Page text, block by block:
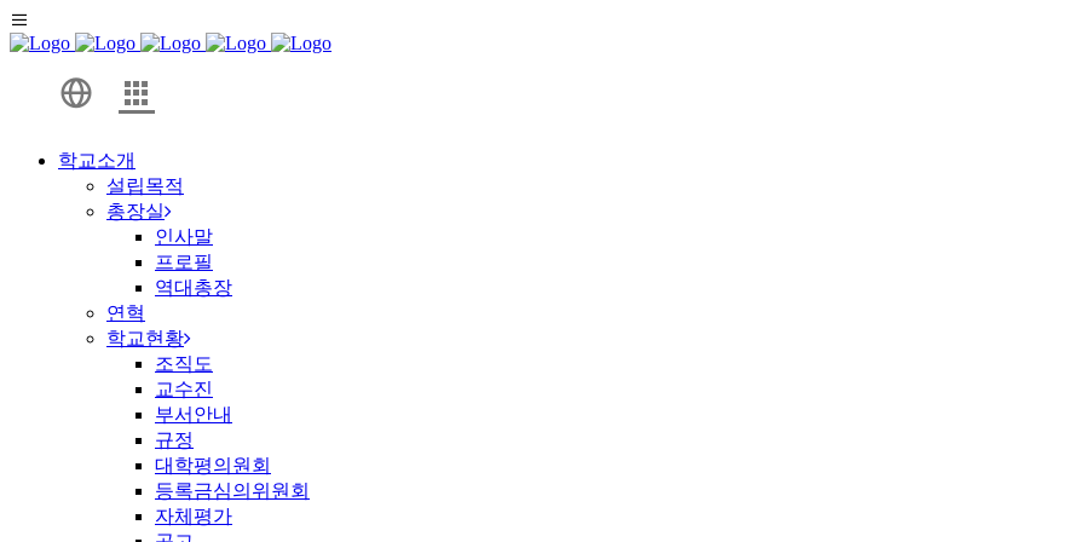
학교소개
설립목적
총장실
인사말
프로필
역대총장
연혁
학교현황
조직도
교수진
부서안내
규정
대학평의원회
등록금심의위원회
자체평가